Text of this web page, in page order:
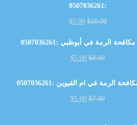
:0507036261
$10.00
$5.00
الرمة في أبوظبي :0507036261
$8.00
$5.00
الرمة في ام القيوين :0507036261
$7.00
$5.00